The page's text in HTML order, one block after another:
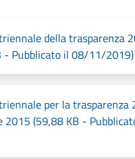
della trasparenza
- Pubblicato il 08/11/2019)
per la trasparenza
2015 (59,88 KB -